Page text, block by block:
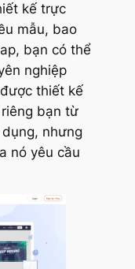
kế trực
mẫu, bao
bạn có thể
nghiệp
thiết kế
bạn từ
nhưng
nó yêu cầu